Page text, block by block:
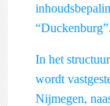
In het
wordt
Nijmegen,